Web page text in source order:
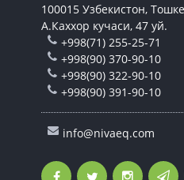
100015 Узбекистон,
А.Каххор кучаси, 47 уй.
+998(71) 255-25-71
+998(90) 370-90-10
+998(90) 322-90-10
+998(90) 391-90-10
info@nivaeq.com